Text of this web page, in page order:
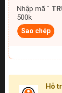
Nhập mã "
500k
Sao chép
Hỗ